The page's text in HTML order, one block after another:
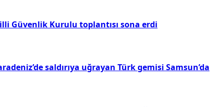
Güvenlik Kurulu toplantısı sona erdi
saldırıya uğrayan Türk gemisi Samsun’da